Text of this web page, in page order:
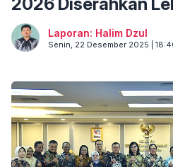
Laporan: Halim Dzul
Senin, 22 Desember 2025 |